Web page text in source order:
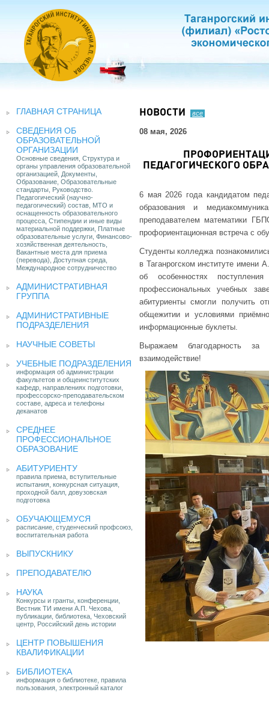
ГЛАВНАЯ СТРАНИЦА
СВЕДЕНИЯ ОБ
ОБРАЗОВАТЕЛЬНОЙ
ОРГАНИЗАЦИИ
Основные сведения, Структура и
органы управления образовательной
организацией, Документы,
Образование, Образовательные
стандарты, Руководство.
Педагогический (научно-
педагогический) состав, МТО и
оснащенность образовательного
процесса, Стипендии и иные виды
материальной поддержки, Платные
образовательные услуги, Финансово-
хозяйственная деятельность,
Вакантные места для приема
(перевода), Доступная среда,
Международное сотрудничество
АДМИНИСТРАТИВНАЯ
ГРУППА
АДМИНИСТРАТИВНЫЕ
ПОДРАЗДЕЛЕНИЯ
НАУЧНЫЕ СОВЕТЫ
УЧЕБНЫЕ ПОДРАЗДЕЛЕНИЯ
информация об администрации
факультетов и общеинститутских
кафедр, направлениях подготовки,
профессорско-преподавательском
составе, адреса и телефоны
деканатов
СРЕДНЕЕ
ПРОФЕССИОНАЛЬНОЕ
ОБРАЗОВАНИЕ
АБИТУРИЕНТУ
правила приема, вступительные
испытания, конкурсная ситуация,
проходной балл, довузовская
подготовка
ОБУЧАЮЩЕМУСЯ
расписание, студенческий профсоюз,
воспитательная работа
ВЫПУСКНИКУ
ПРЕПОДАВАТЕЛЮ
НАУКА
Конкурсы и гранты, конференции,
Вестник ТИ имени А.П. Чехова,
публикации, библиотека, Чеховский
центр, Российский день истории
ЦЕНТР ПОВЫШЕНИЯ
КВАЛИФИКАЦИИ
БИБЛИОТЕКА
информация о библиотеке, правила
пользования, электронный каталог
НОВОСТИ все
08 мая, 2026
ПЕДАГОГИЧЕСКОГО
6 мая 2026 года кандидатом
образования и
преподавателем математики
профориентационная встреча с
Студенты колледжа
в Таганрогском институте
об особенностях
профессиональных учебных
абитуриенты смогли получить
общежитии и условиями
информационные буклеты.
Выражаем благодарность за
взаимодействие!